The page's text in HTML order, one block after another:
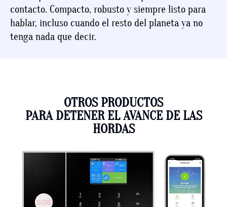
contacto. Compacto, robusto y siempre listo para
hablar, incluso cuando el resto del planeta ya no
tenga nada que decir.
OTROS PRODUCTOS
PARA DETENER EL AVANCE DE LAS
HORDAS